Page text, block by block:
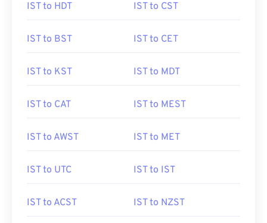
IST to HDT IST to CST
IST to BST IST to CET
IST to KST IST to MDT
IST to CAT IST to MEST
IST to AWST IST to MET
IST to UTC IST to IST
IST to ACST IST to NZST